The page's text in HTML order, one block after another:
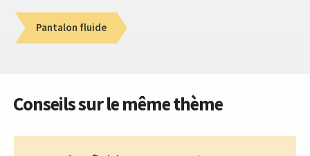
Pantalon fluide
Conseils sur le même thème